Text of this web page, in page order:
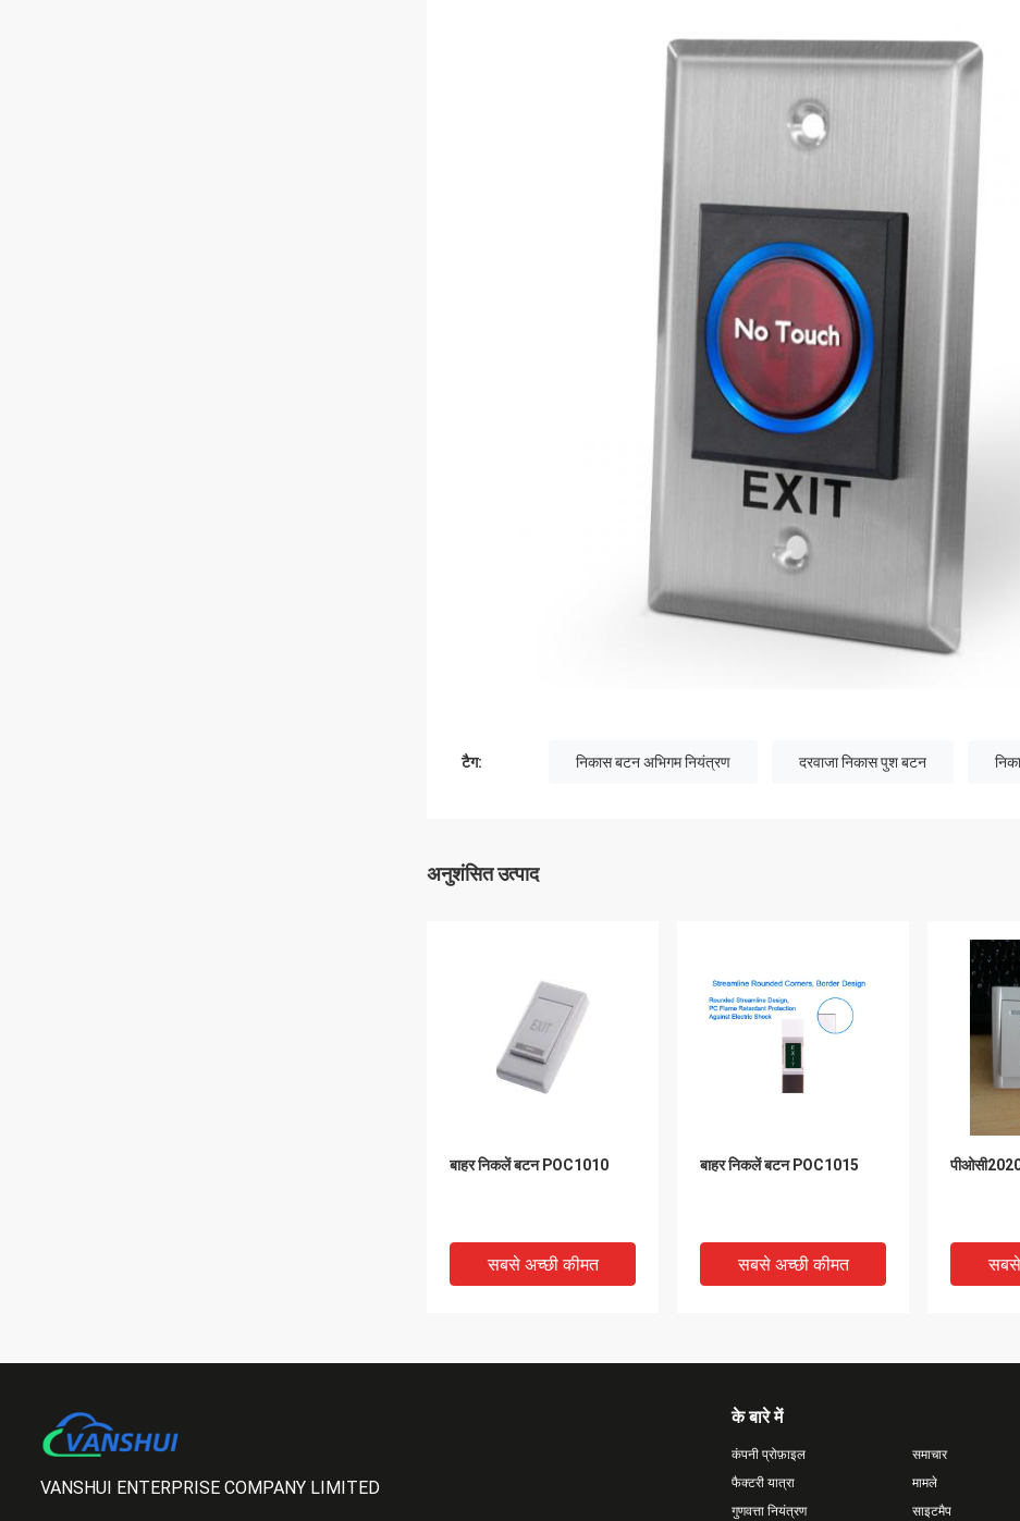
टैग: निकास बटन अभिगम नियंत्रण दरवाजा निकास पुश बटन
अनुशंसित उत्पाद
बाहर निकलें बटन POC1010
सबसे अच्छी कीमत
बाहर निकलें बटन POC1015
सबसे अच्छी कीमत सबसे
VANSHUI ENTERPRISE COMPANY LIMITED
के बारे में
कंपनी प्रोफ़ाइल
फैक्टरी यात्रा
गुणवत्ता नियंत्रण
समाचार
मामले
साइटमैप